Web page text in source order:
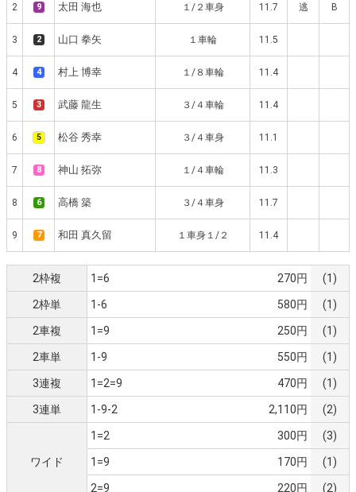
2 9 太田 海也 １/２車身 11.7 逃 B
3 2 山口 拳矢 １車輪 11.5
4 4 村上 博幸 １/８車輪 11.4
5 3 武藤 龍生 ３/４車輪 11.4
6 5 松谷 秀幸 ３/４車身 11.1
7 8 神山 拓弥 １/４車輪 11.3
8 6 高橋 築 ３/４車身 11.7
9 7 和田 真久留 １車身１/２ 11.4
2枠複 1=6 270円 (1)
2枠単 1-6 580円 (1)
2車複 1=9 250円 (1)
2車単 1-9 550円 (1)
3連複 1=2=9 470円 (1)
3連単 1-9-2 2,110円 (2)
ワイド
1=2 300円 (3)
1=9 170円 (1)
2=9 220円 (2)